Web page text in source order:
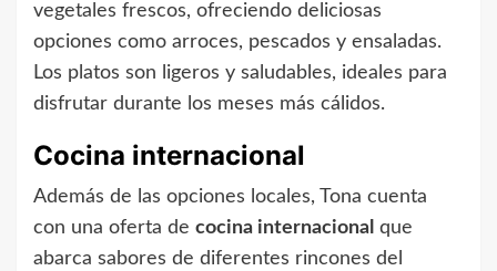
vegetales frescos, ofreciendo deliciosas
opciones como arroces, pescados y ensaladas.
Los platos son ligeros y saludables, ideales para
disfrutar durante los meses más cálidos.
Cocina internacional
Además de las opciones locales, Tona cuenta
con una oferta de cocina internacional que
abarca sabores de diferentes rincones del